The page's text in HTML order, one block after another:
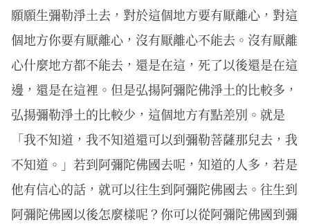
願願生彌勒淨土去，對於這個地方要有厭離心，對這
個地方你要有厭離心，沒有厭離心不能去。沒有厭離
心什麼地方都不能去，還是在這，死了以後還是在這
邊，還是在這裡。但是弘揚阿彌陀佛淨土的比較多，
弘揚彌勒淨土的比較少，這個地方有點差別。就是
「我不知道，我不知道還可以到彌勒菩薩那兒去，我
不知道。」若到阿彌陀佛國去呢，知道的人多，若是
他有信心的話，就可以往生到阿彌陀佛國去。往生到
阿彌陀佛國以後怎麼樣呢？你可以從阿彌陀佛國到彌